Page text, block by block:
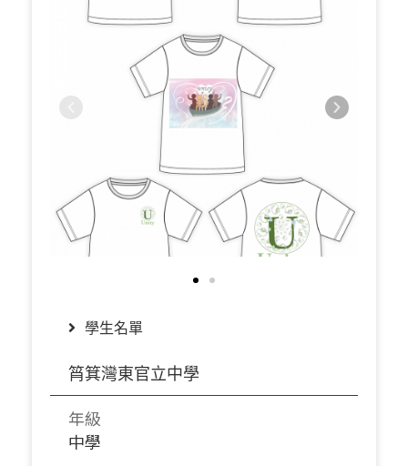
學生名單
筲箕灣東官立中學
年級
中學